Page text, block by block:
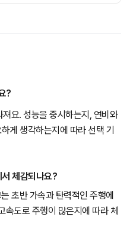
?
요. 성능을 중시하는지, 연비와
게 생각하는지에 따라 선택 기
체감되나요?
초반 가속과 탄력적인 주행에
속도로 주행이 많은지에 따라 체